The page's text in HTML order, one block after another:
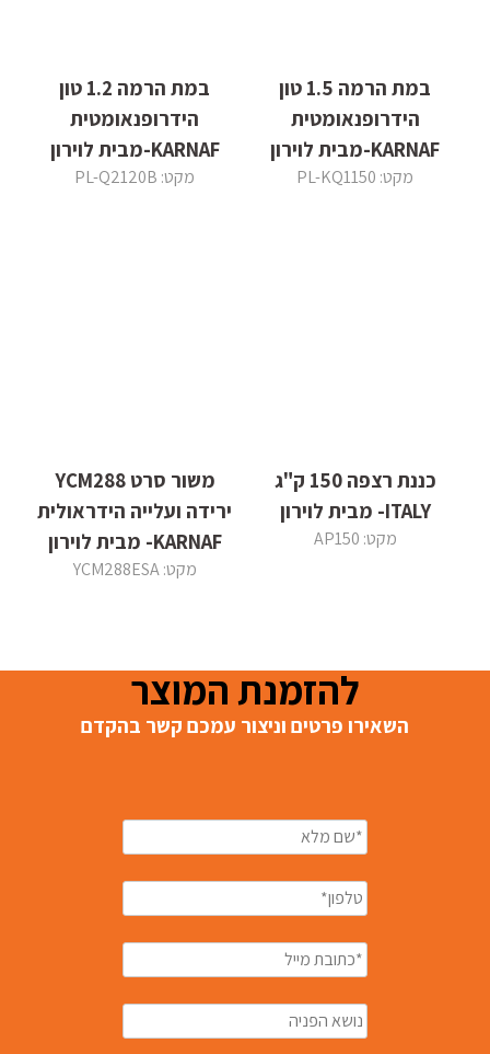
במת הרמה 1.5 טון
הידרופנאומטית
KARNAF-מבית לוירון
מקט: PL-KQ1150
במת הרמה 1.2 טון
הידרופנאומטית
KARNAF-מבית לוירון
מקט: PL-Q2120B
כננת רצפה 150 ק"ג
ITALY- מבית לוירון
מקט: AP150
משור סרט YCM288
ירידה ועלייה הידראולית
KARNAF- מבית לוירון
מקט: YCM288ESA
להזמנת המוצר
השאירו פרטים וניצור עמכם קשר בהקדם